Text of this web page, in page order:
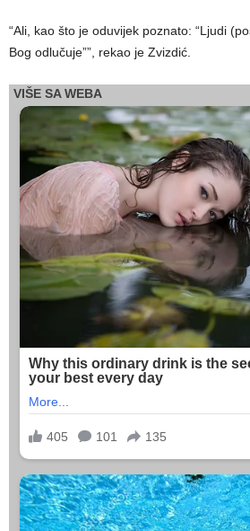
“Ali, kao što je oduvijek poznato: “Ljudi
Bog odlučuje””, rekao je Zvizdić.